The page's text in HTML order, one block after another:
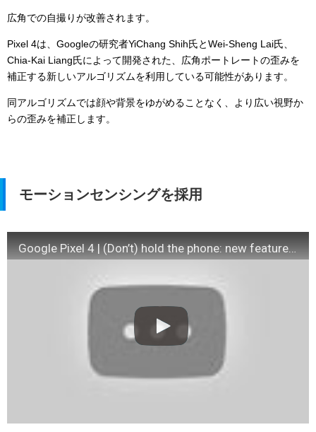
広角での自撮りが改善されます。
Pixel 4は、Googleの研究者YiChang Shih氏とWei-Sheng Lai氏、
Chia-Kai Liang氏によって開発された、広角ポートレートの歪みを
補正する新しいアルゴリズムを利用している可能性があります。
同アルゴリズムでは顔や背景をゆがめることなく、より広い視野か
らの歪みを補正します。
モーションセンシングを採用
Google Pixel 4 | (Don’t) hold the phone: new features coming to Pixel 4